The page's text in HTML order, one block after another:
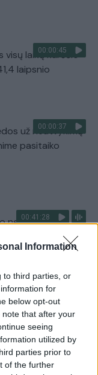
Information
to third parties, or
for
below opt-out
that after your
seeing
utilized by
parties prior to
of the further
00:00:45
visų laikų karščio
laipsnio
00:00:37
už neatvykimą
pasitaiko
00:41:28
nesupranta